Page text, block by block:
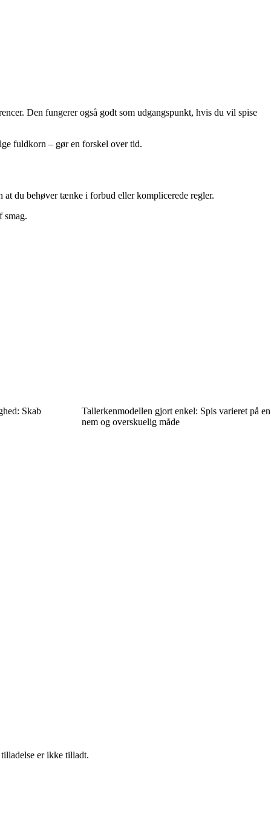
Den fungerer også godt som udgangspunkt, hvis du vil spise
fuldkorn – gør en forskel over tid.
du behøver tænke i forbud eller komplicerede regler.
smag.
Skab
Tallerkenmodellen gjort enkel: Spis varieret på en
nem og overskuelig måde
er ikke tilladt.